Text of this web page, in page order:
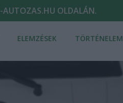
AUTOZAS.HU OLDALÁN.
ELEMZÉSEK TÖRTÉNELEM